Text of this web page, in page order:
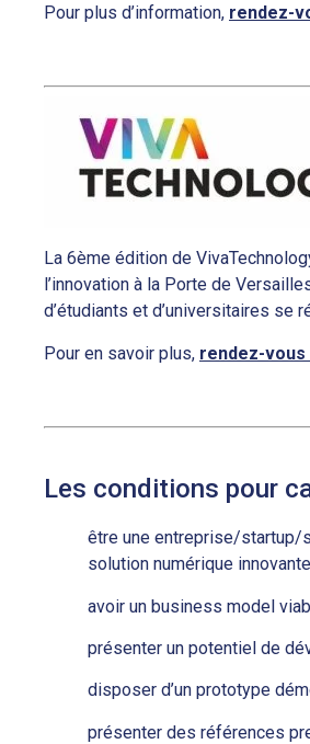
Pour plus d’information, rendez-
La 6ème édition de
l’innovation à la Porte de
d’étudiants et d’universitaires se
Pour en savoir plus, rendez-
Les conditions pour
être une entreprise/startup/
solution numérique
avoir un business model
présenter un potentiel de
disposer d’un prototype
présenter des références